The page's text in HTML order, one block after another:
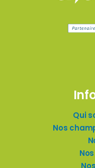
Qui
Nos